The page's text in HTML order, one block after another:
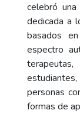
celebró una
dedicada a
basados
espectro
personas
formas de